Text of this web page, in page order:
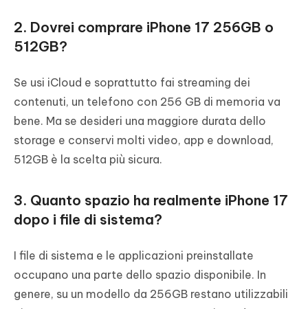
2. Dovrei comprare iPhone 17 256GB o
512GB?
Se usi iCloud e soprattutto fai streaming dei
contenuti, un telefono con 256 GB di memoria va
bene. Ma se desideri una maggiore durata dello
storage e conservi molti video, app e download,
512GB è la scelta più sicura.
3. Quanto spazio ha realmente iPhone 17
dopo i file di sistema?
I file di sistema e le applicazioni preinstallate
occupano una parte dello spazio disponibile. In
genere, su un modello da 256GB restano utilizzabili